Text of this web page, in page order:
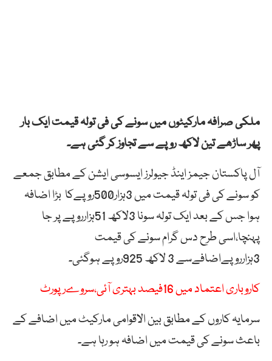
ملکی صرافہ مارکیٹوں میں سونے کی فی تولہ قیمت ایک بار
پھر ساڑھے تین لاکھ روپے سے تجاوز کر گئی ہے۔
آل پاکستان جیمز اینڈ جیولرز ایسوسی ایشن کے مطابق جمعے
کو سونے کی فی تولہ قیمت میں 3ہزار500روپےکا بڑا اضافہ
ہوا جس کے بعد ایک تولہ سونا 3لاکھ 51ہزارروپے پر جا
پہنچا،اسی طرح دس گرام سونے کی قیمت
3ہزارروپےاضافےسے 3 لاکھ 925روپے ہوگئی۔
کاروباری اعتماد میں 16فیصد بہتری آئی،سروےرپورٹ
سرمایہ کاروں کے مطابق بین الاقوامی مارکیٹ میں اضافے کے
باعث سونے کی قیمت میں اضافہ ہو رہا ہے۔